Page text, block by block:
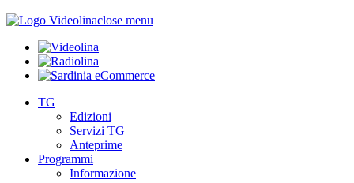
close menu
TG
Edizioni
Servizi TG
Anteprime
Programmi
Informazione